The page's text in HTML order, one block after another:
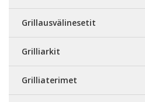
Grillausvälinesetit
Grilliarkit
Grilliaterimet